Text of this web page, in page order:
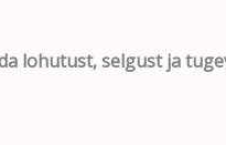
lohutust, selgust ja